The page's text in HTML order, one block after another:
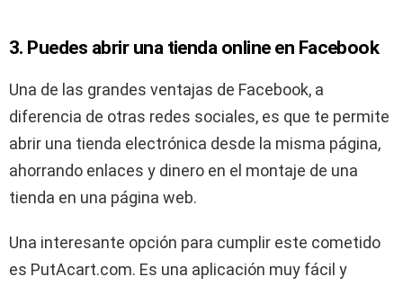
3. Puedes abrir una tienda online en Facebook
Una de las grandes ventajas de Facebook, a
diferencia de otras redes sociales, es que te permite
abrir una tienda electrónica desde la misma página,
ahorrando enlaces y dinero en el montaje de una
tienda en una página web.
Una interesante opción para cumplir este cometido
es PutAcart.com. Es una aplicación muy fácil y